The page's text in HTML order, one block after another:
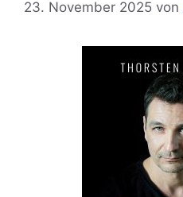
23. November 2025 von